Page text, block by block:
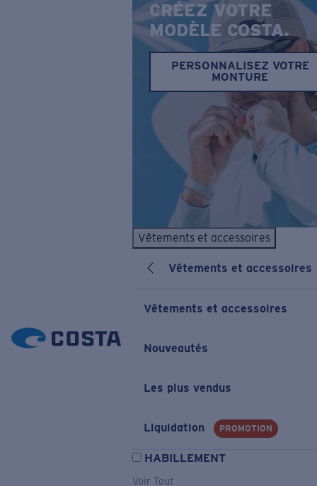
CRÉEZ VOTRE
MODÈLE COSTA.
PERSONNALISEZ VOTRE
MONTURE
Vêtements et accessoires
Vêtements et accessoires
Vêtements et accessoires
Nouveautés
Les plus vendus
Liquidation PROMOTION
HABILLEMENT
Voir Tout